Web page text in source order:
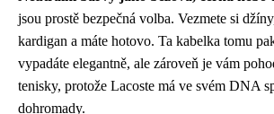
jsou prostě bezpečná volba. Vezmete si
kardigan a máte hotovo. Ta kabelka tomu
vypadáte elegantně, ale zároveň je vám
tenisky, protože Lacoste má ve svém DNA
dohromady.